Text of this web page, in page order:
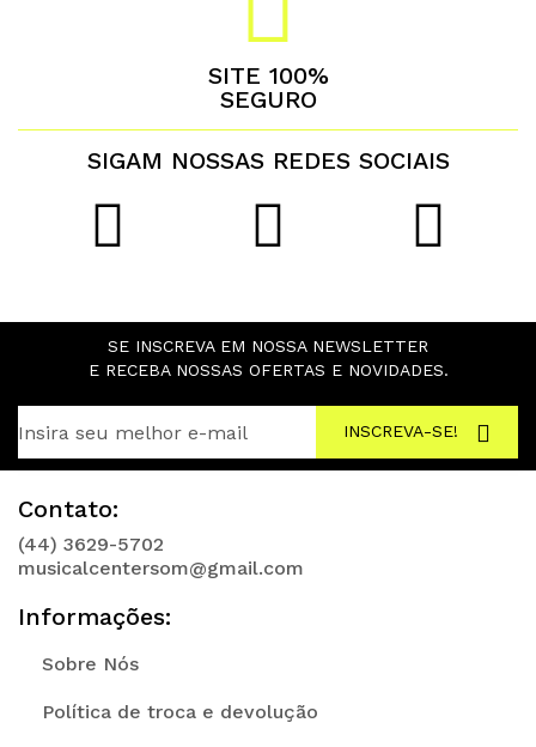
SITE 100%
SEGURO
SIGAM NOSSAS REDES SOCIAIS
SE INSCREVA EM NOSSA NEWSLETTER
E RECEBA NOSSAS OFERTAS E NOVIDADES.
INSCREVA-SE!
Contato:
(44) 3629-5702
musicalcentersom@gmail.com
Informações:
Sobre Nós
Política de troca e devolução